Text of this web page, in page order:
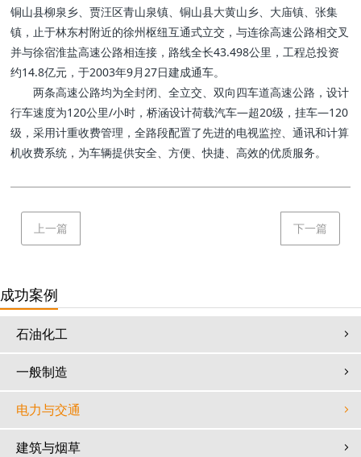
铜山县柳泉乡、贾汪区青山泉镇、铜山县大黄山乡、大庙镇、张集
镇，止于林东村附近的徐州枢纽互通式立交，与连徐高速公路相交叉
并与徐宿淮盐高速公路相连接，路线全长43.498公里，工程总投资
约14.8亿元，于2003年9月27日建成通车。
两条高速公路均为全封闭、全立交、双向四车道高速公路，设计
行车速度为120公里/小时，桥涵设计荷载汽车—超20级，挂车—120
级，采用计重收费管理，全路段配置了先进的电视监控、通讯和计算
机收费系统，为车辆提供安全、方便、快捷、高效的优质服务。
上一篇 下一篇
成功案例
石油化工
一般制造
电力与交通
建筑与烟草